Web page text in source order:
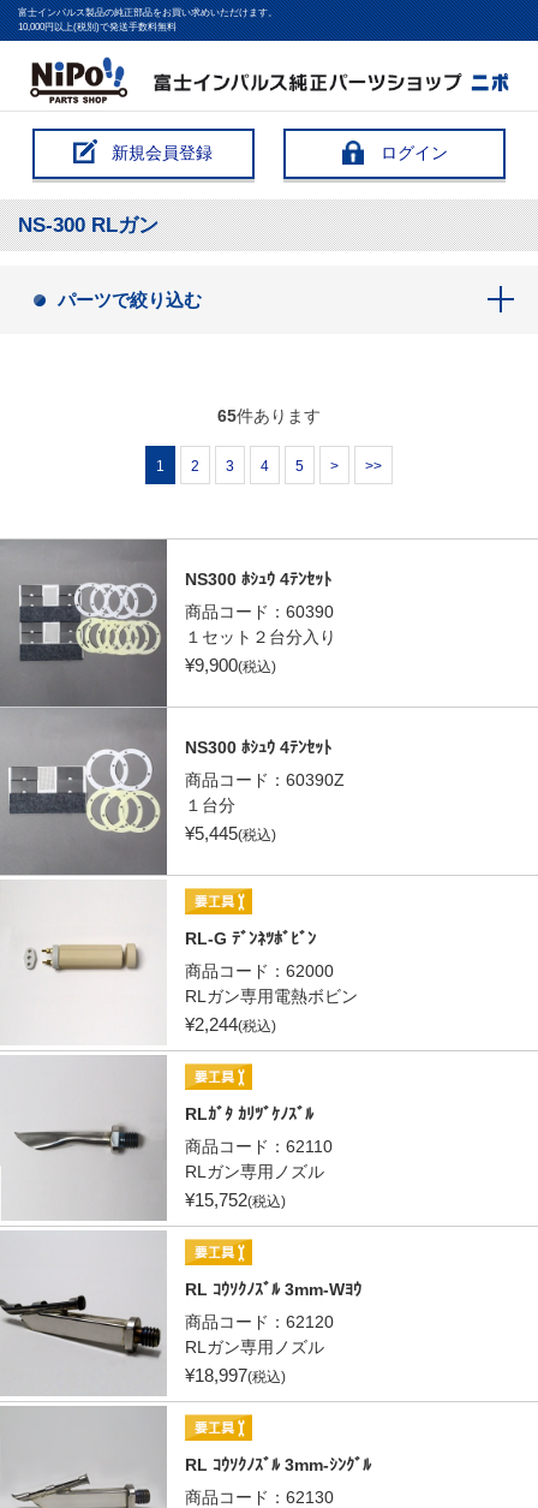
富士インパルス製品の純正部品をお買い求めいただけます。
10,000円以上(税別)で発送手数料無料
新規会員登録 ログイン
NS-300 RLガン
パーツで絞り込む
65件あります
1 2 3 4 5 > >>
NS300 ﾎｼｭｳ 4ﾃﾝｾｯﾄ
商品コード： 60390
１セット２台分入り
¥9,900(税込)
NS300 ﾎｼｭｳ 4ﾃﾝｾｯﾄ
商品コード： 60390Z
１台分
¥5,445(税込)
RL-G ﾃﾞﾝﾈﾂﾎﾞﾋﾞﾝ
商品コード： 62000
RLガン専用電熱ボビン
¥2,244(税込)
RLｶﾞﾀ ｶﾘﾂﾞｹﾉｽﾞﾙ
商品コード： 62110
RLガン専用ノズル
¥15,752(税込)
RL ｺｳｿｸﾉｽﾞﾙ 3mm-Wﾖｳ
商品コード： 62120
RLガン専用ノズル
¥18,997(税込)
RL ｺｳｿｸﾉｽﾞﾙ 3mm-ｼﾝｸﾞﾙ
商品コード： 62130